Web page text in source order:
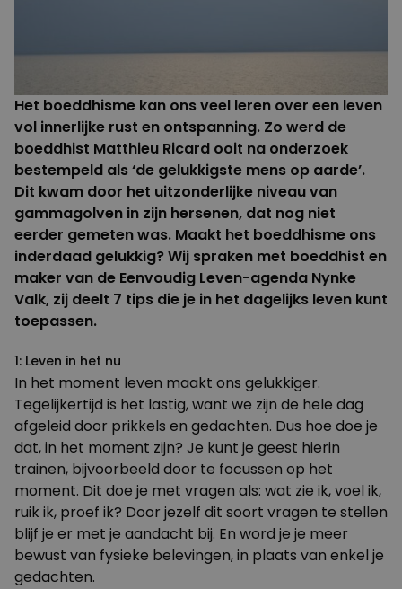
Het boeddhisme kan ons veel leren over een leven
vol innerlijke rust en ontspanning. Zo werd de
boeddhist Matthieu Ricard ooit na onderzoek
bestempeld als ‘de gelukkigste mens op aarde’.
Dit kwam door het uitzonderlijke niveau van
gammagolven in zijn hersenen, dat nog niet
eerder gemeten was. Maakt het boeddhisme ons
inderdaad gelukkig? Wij spraken met boeddhist en
maker van de Eenvoudig Leven-agenda Nynke
Valk, zij deelt 7 tips die je in het dagelijks leven kunt
toepassen.
1: Leven in het nu
In het moment leven maakt ons gelukkiger.
Tegelijkertijd is het lastig, want we zijn de hele dag
afgeleid door prikkels en gedachten. Dus hoe doe je
dat, in het moment zijn? Je kunt je geest hierin
trainen, bijvoorbeeld door te focussen op het
moment. Dit doe je met vragen als: wat zie ik, voel ik,
ruik ik, proef ik? Door jezelf dit soort vragen te stellen
blijf je er met je aandacht bij. En word je je meer
bewust van fysieke belevingen, in plaats van enkel je
gedachten.